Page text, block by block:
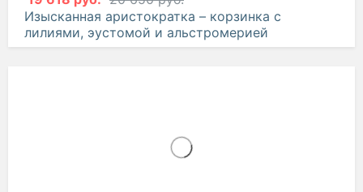
Изысканная аристократка – корзинка с
лилиями, эустомой и альстромерией